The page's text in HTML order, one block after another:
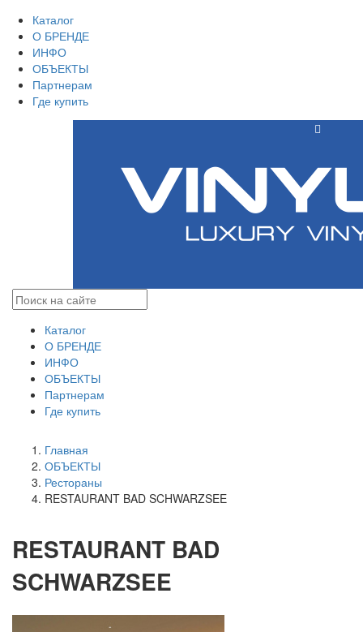
Каталог
О БРЕНДЕ
ИНФО
ОБЪЕКТЫ
Партнерам
Где купить
Каталог
О БРЕНДЕ
ИНФО
ОБЪЕКТЫ
Партнерам
Где купить
Главная
ОБЪЕКТЫ
Рестораны
RESTAURANT BAD SCHWARZSEE
RESTAURANT BAD
SCHWARZSEE